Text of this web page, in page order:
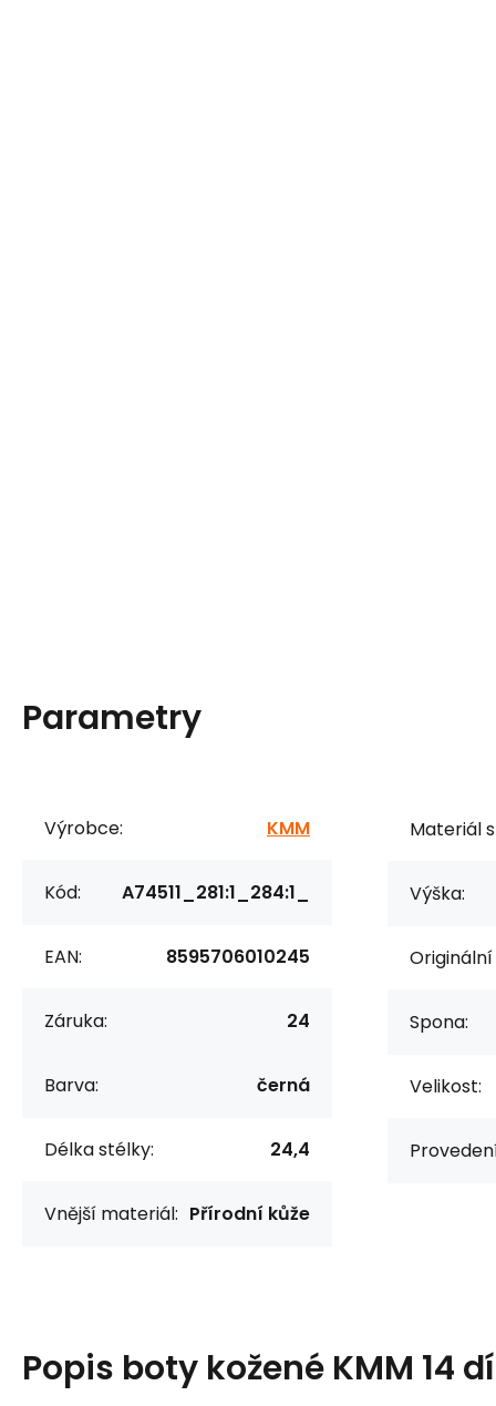
Parametry
Výrobce: KMM
Kód: A74511_281:1_284:1_
EAN: 8595706010245
Záruka: 24
Barva: černá
Délka stélky: 24,4
Vnější materiál: Přírodní kůže
Materiál
Výška:
Spona:
Velikost:
Popis boty kožené KMM 14